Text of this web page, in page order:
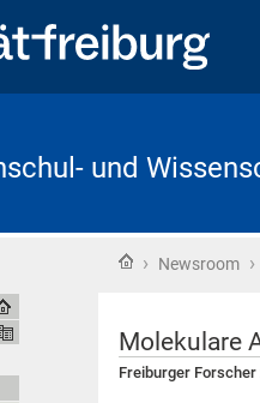
und
Startseite
› Newsroom ›
Molekulare
Freiburger